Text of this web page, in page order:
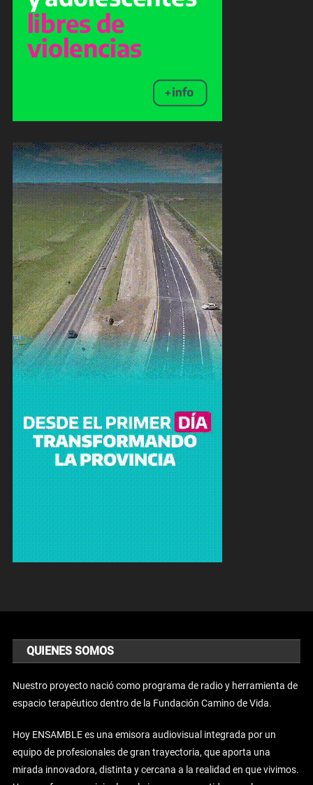
QUIENES SOMOS
Nuestro proyecto nació como programa de radio y herramienta de
espacio terapéutico dentro de la Fundación Camino de Vida.
Hoy ENSAMBLE es una emisora audiovisual integrada por un
equipo de profesionales de gran trayectoria, que aporta una
mirada innovadora, distinta y cercana a la realidad en que vivimos.